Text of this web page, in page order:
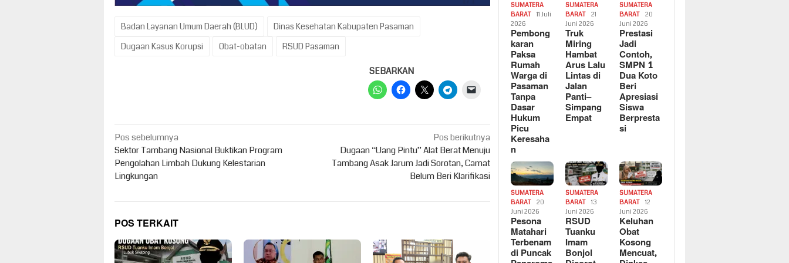
Badan Layanan Umum Daerah (BLUD)
Dinas Kesehatan Kabupaten Pasaman
Dugaan Kasus Korupsi
Obat-obatan RSUD Pasaman
SEBARKAN
Navigasi
pos
Pos sebelumnya
Sektor Tambang Nasional Buktikan Program
Pengolahan Limbah Dukung Kelestarian
Lingkungan
Pos berikutnya
Dugaan “Uang Pintu” Alat Berat Menuju
Tambang Asak Jarum Jadi Sorotan, Camat
Belum Beri Klarifikasi
POS TERKAIT
SUMATERA
BARAT
11 Juli
2026
Pembong
karan
Paksa
Rumah
Warga di
Pasaman
Tanpa
Dasar
Hukum
Picu
Keresaha
n
SUMATERA
BARAT
21
Juni 2026
Truk
Miring
Hambat
Arus Lalu
Lintas di
Jalan
Panti–
Simpang
Empat
SUMATERA
BARAT
20
Juni 2026
Prestasi
Jadi
Contoh,
SMPN 1
Dua Koto
Beri
Apresiasi
Siswa
Berpresta
si
SUMATERA
BARAT
20
Juni 2026
Pesona
Matahari
Terbenam
di Puncak
SUMATERA
BARAT
13
Juni 2026
RSUD
Tuanku
Imam
Bonjol
SUMATERA
BARAT
12
Juni 2026
Keluhan
Obat
Kosong
Mencuat,